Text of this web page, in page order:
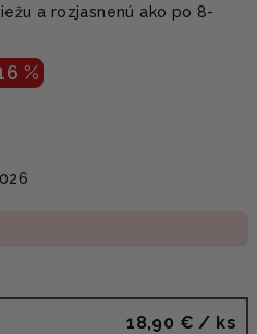
a rozjasnenú ako po 8-
%
18,90 € / ks